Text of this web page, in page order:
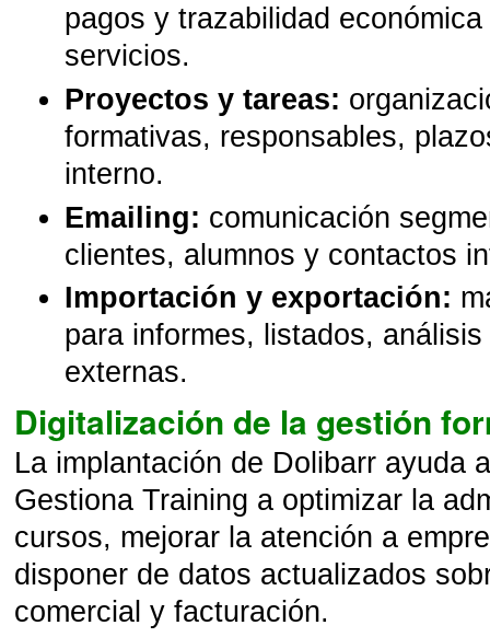
pagos y trazabilidad
servicios.
Proyectos y tareas:
formativas, responsables,
interno.
Emailing: comunicación
clientes, alumnos y contactos
Importación y exportación:
para informes, listados,
externas.
Digitalización de la gestión
La implantación de Dolibarr ayuda
Gestiona Training a optimizar la
cursos, mejorar la atención a
disponer de datos actualizados
comercial y facturación.